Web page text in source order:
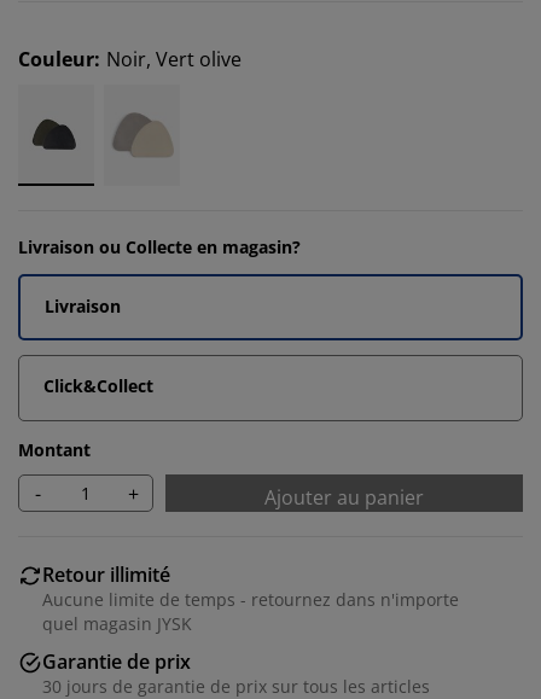
Couleur: Noir, Vert olive
Livraison ou Collecte en magasin?
Livraison
Click&Collect
Montant
- + Ajouter au panier
Retour illimité
Aucune limite de temps - retournez dans n'importe
quel magasin JYSK
Garantie de prix
30 jours de garantie de prix sur tous les articles